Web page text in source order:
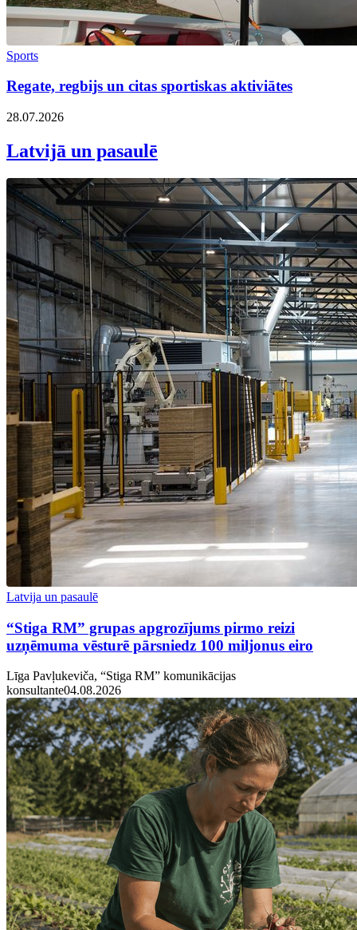
Sports
Regate, regbijs un citas sportiskas aktiviātes
28.07.2026
Latvijā un pasaulē
Latvija un pasaulē
“Stiga RM” grupas apgrozījums pirmo reizi
uzņēmuma vēsturē pārsniedz 100 miljonus eiro
Līga Pavļukeviča, “Stiga RM” komunikācijas
konsultante04.08.2026